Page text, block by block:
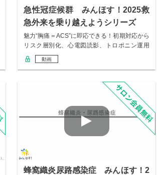
急性冠症候群 みんほす！2025救
急外来を乗り越えようシリーズ
魅力“胸痛＝ACS”に即応できる！初期対応から
リスク層別化、心電図読影、トロポニン運用
まで…
動画
蜂窩織炎尿路感染症 みんほす！2